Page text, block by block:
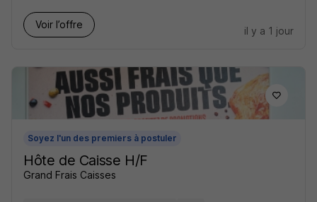
Voir l’offre
il y a 1 jour
Soyez l'un des premiers à postuler
Hôte de Caisse H/F
Grand Frais Caisses